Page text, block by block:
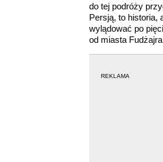
do tej podróży
Persją, to historia,
wylądować po
od miasta
REKLAMA